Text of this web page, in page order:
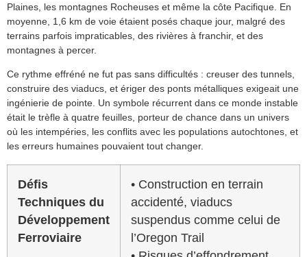
Plaines, les montagnes Rocheuses et même la côte Pacifique. En
moyenne, 1,6 km de voie étaient posés chaque jour, malgré des
terrains parfois impraticables, des rivières à franchir, et des
montagnes à percer.
Ce rythme effréné ne fut pas sans difficultés : creuser des tunnels,
construire des viaducs, et ériger des ponts métalliques exigeait une
ingénierie de pointe. Un symbole récurrent dans ce monde instable
était le trèfle à quatre feuilles, porteur de chance dans un univers
où les intempéries, les conflits avec les populations autochtones, et
les erreurs humaines pouvaient tout changer.
Défis
Techniques du
Développement
Ferroviaire
• Construction en terrain
accidenté, viaducs
suspendus comme celui de
l’Oregon Trail